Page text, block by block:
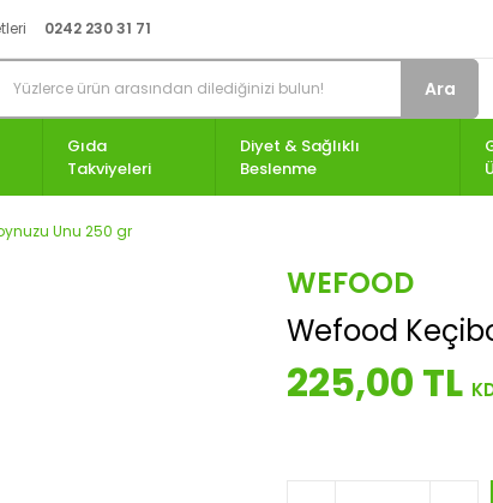
0242 230 31 71
Ara
Gıda
Takviyeleri
Diyet & Sağlıklı
Beslenme
Unu 250 gr
WEFOOD
Wefood
225,00 TL